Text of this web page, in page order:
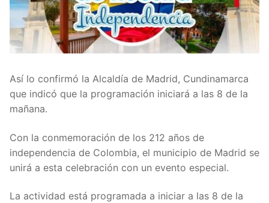
Así lo confirmó la Alcaldía de Madrid, Cundinamarca
que indicó que la programación iniciará a las 8 de la
mañana.
Con la conmemoración de los 212 años de
independencia de Colombia, el municipio de Madrid se
unirá a esta celebración con un evento especial.
La actividad está programada a iniciar a las 8 de la